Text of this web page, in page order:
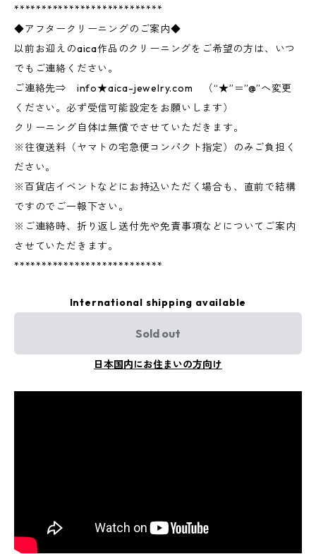
***************************
◆アフタークリーニングのご案内◆
以前お迎えのaica作品のクリーニングをご希望の方は、いつ
でもご連絡ください。
ご連絡先⇒ info★aica-jewelry.com （“★”＝”@”へ変更
ください。必ず受信可能設定をお願いします）
クリーニング自体は無償でさせていただきます。
※往復送料（ヤマトの宅急便コンパクト指定）のみご負担く
ださい。
※百貨店イベントなどにお持込いただく場合も、直前で結構
ですのでご一報下さい。
※ご連絡時、折り返し送付先や免責事項などについてご案内
させていただきます。
***************************
International shipping available
Sold out
日本国内にお住まいの方向け